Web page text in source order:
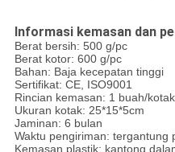
Informasi kemasan dan
Berat bersih: 500 g/pc
Berat kotor: 600 g/pc
Bahan: Baja kecepatan tinggi
Sertifikat: CE, ISO9001
Rincian kemasan: 1 buah/kotak
Ukuran kotak: 25*15*5cm
Jaminan: 6 bulan
Waktu pengiriman: tergantung
Kemasan plastik: kantong